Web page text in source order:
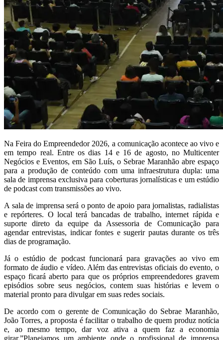
Na Feira do Empreendedor 2026, a comunicação acontece ao vivo e
em tempo real. Entre os dias 14 e 16 de agosto, no Multicenter
Negócios e Eventos, em São Luís, o Sebrae Maranhão abre espaço
para a produção de conteúdo com uma infraestrutura dupla: uma
sala de imprensa exclusiva para coberturas jornalísticas e um estúdio
de podcast com transmissões ao vivo.
A sala de imprensa será o ponto de apoio para jornalistas, radialistas
e repórteres. O local terá bancadas de trabalho, internet rápida e
suporte direto da equipe da Assessoria de Comunicação para
agendar entrevistas, indicar fontes e sugerir pautas durante os três
dias de programação.
Já o estúdio de podcast funcionará para gravações ao vivo em
formato de áudio e vídeo. Além das entrevistas oficiais do evento, o
espaço ficará aberto para que os próprios empreendedores gravem
episódios sobre seus negócios, contem suas histórias e levem o
material pronto para divulgar em suas redes sociais.
De acordo com o gerente de Comunicação do Sebrae Maranhão,
João Torres, a proposta é facilitar o trabalho de quem produz notícia
e, ao mesmo tempo, dar voz ativa a quem faz a economia
girar.”Planejamos um ambiente onde o profissional de imprensa